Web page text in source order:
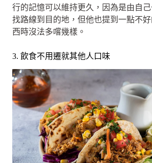
行的記憶可以維持更久，因為是由自
找路線到目的地，但他也提到一點不
西時沒法多嚐幾樣。
3. 飲食不用遷就其他人口味